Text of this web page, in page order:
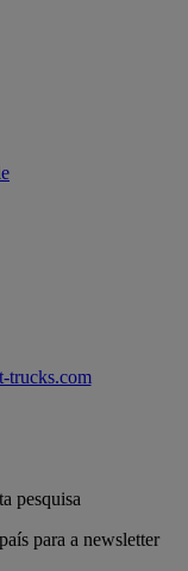
Trucks
trucks.com
pesquisa
para a newsletter